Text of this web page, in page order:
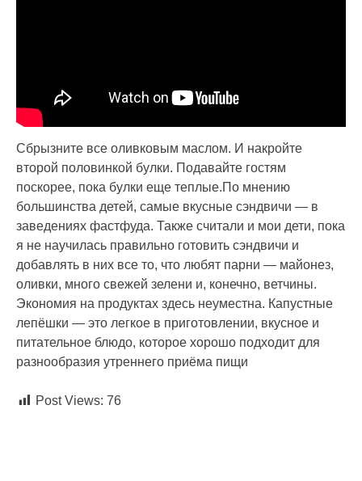
Сбрызните все оливковым маслом. И накройте
второй половинкой булки. Подавайте гостям
поскорее, пока булки еще теплые.По мнению
большинства детей, самые вкусные сэндвичи — в
заведениях фастфуда. Также считали и мои дети, пока
я не научилась правильно готовить сэндвичи и
добавлять в них все то, что любят парни — майонез,
оливки, много свежей зелени и, конечно, ветчины.
Экономия на продуктах здесь неуместна. Капустные
лепёшки — это легкое в приготовлении, вкусное и
питательное блюдо, которое хорошо подходит для
разнообразия утреннего приёма пищи
Post Views: 76